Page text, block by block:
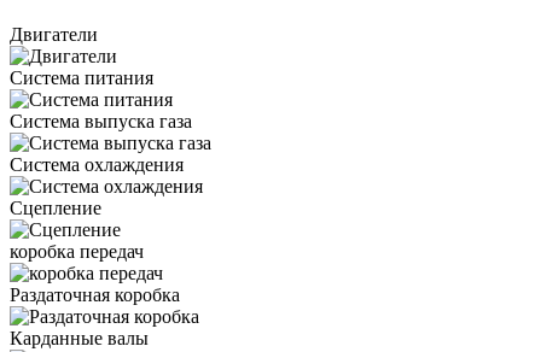
Двигатели
Система питания
Система выпуска газа
Система охлаждения
Сцепление
коробка передач
Раздаточная коробка
Карданные валы